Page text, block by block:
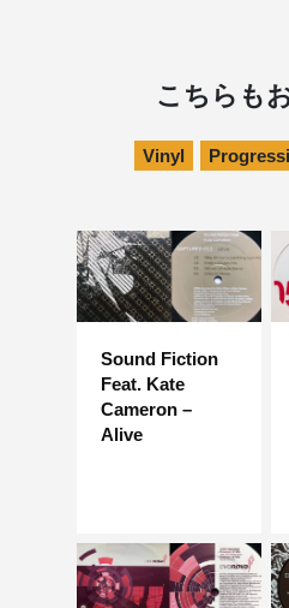
こちらも
Vinyl
Sound Fiction
Feat. Kate
Cameron –
Alive